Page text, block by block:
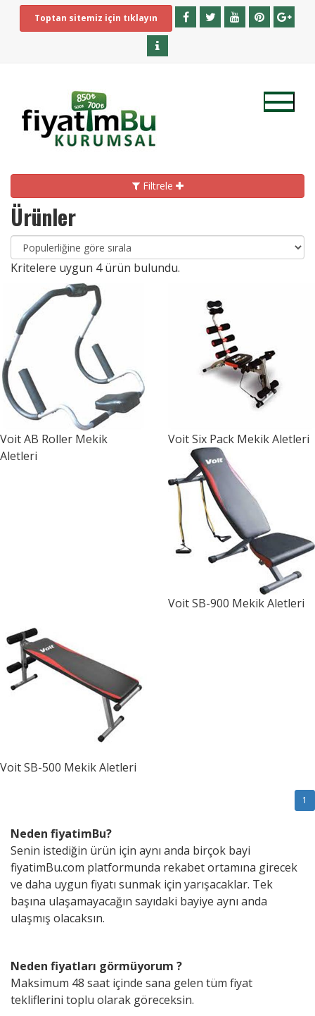
Toptan sitemiz için tıklayın
Filtrele
Ürünler
Kritelere uygun 4ürün bulundu.
VoitAB Roller Mekik
Aletleri
VoitSix Pack Mekik Aletleri
VoitSB-900 Mekik Aletleri
VoitSB-500 Mekik Aletleri
1
Neden fiyatimBu?
Senin istediğin ürün için aynı anda birçok bayi
fiyatimBu.com platformunda rekabet ortamına girecek
ve daha uygun fiyatı sunmak için yarışacaklar. Tek
başına ulaşamayacağın sayıdaki bayiye aynı anda
ulaşmış olacaksın.
Neden fiyatları görmüyorum ?
Maksimum 48 saat içinde sana gelen tüm fiyat
tekliflerini toplu olarak göreceksin.